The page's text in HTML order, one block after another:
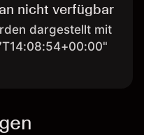
nicht verfügbar
dargestellt mit